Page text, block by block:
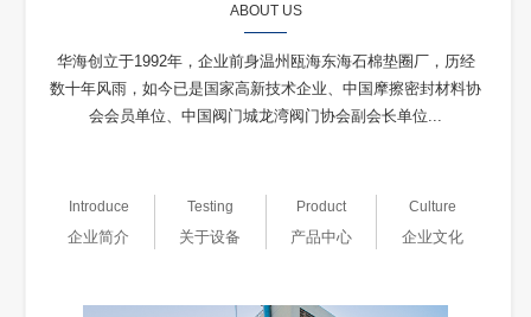
ABOUT US
华海创立于1992年，企业前身温州瓯海东海石棉垫圈厂，历经
数十年风雨，如今已是国家高新技术企业、中国摩擦密封材料协
会会员单位、中国阀门城龙湾阀门协会副会长单位...
Introduce
企业简介
Testing
关于设备
Product
产品中心
Culture
企业文化